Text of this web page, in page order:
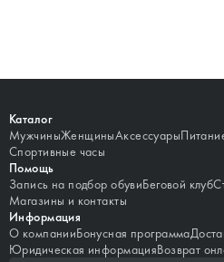
Каталог
МужчиныЖенщиныАксессуары
Спортивные часы
Помощь
Запись на подбор обувиБеговой клуб
Магазины и контакты
Информация
О компанииБонусная программа
Юридическая информацияВозврат